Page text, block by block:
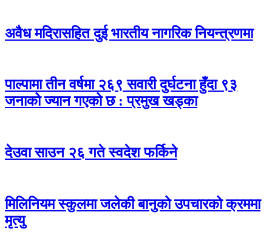
अवैध मदिरासहित दुई भारतीय नागरिक नियन्त्रणमा
पाल्पामा तीन वर्षमा २६९ सवारी दुर्घटना हुँदा ९३
जनाको ज्यान गएको छ : प्रमुख खड्का
देउवा साउन २६ गते स्वदेश फर्किने
मिलिनियम स्कुलमा जलेकी बानुको उपचारको क्रममा
मृत्यु